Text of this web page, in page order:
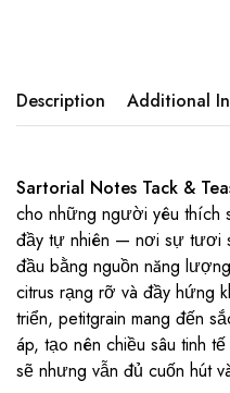
Description Additional
Sartorial Notes Tack &
cho những người yêu thích
đầy tự nhiên — nơi sự tươi
đầu bằng nguồn năng
citrus rạng rỡ và đầy hứng
triển, petitgrain mang đến
áp, tạo nên chiều sâu tinh
sẽ nhưng vẫn đủ cuốn hút